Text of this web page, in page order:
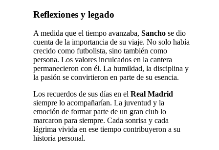
Reflexiones y legado
A medida que el tiempo avanzaba, Sancho se dio
cuenta de la importancia de su viaje. No solo había
crecido como futbolista, sino también como
persona. Los valores inculcados en la cantera
permanecieron con él. La humildad, la disciplina y
la pasión se convirtieron en parte de su esencia.
Los recuerdos de sus días en el Real Madrid
siempre lo acompañarían. La juventud y la
emoción de formar parte de un gran club lo
marcaron para siempre. Cada sonrisa y cada
lágrima vivida en ese tiempo contribuyeron a su
historia personal.